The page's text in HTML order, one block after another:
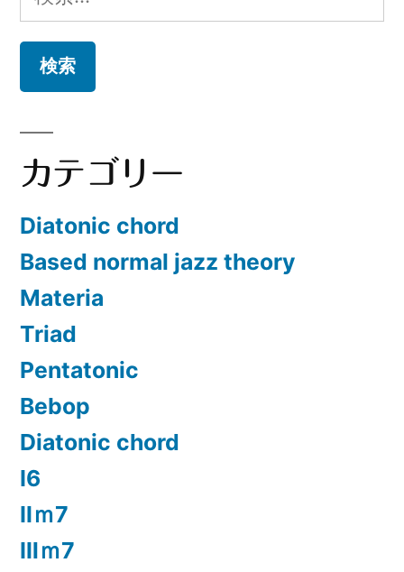
索:
カテゴリー
Diatonic chord
Based normal jazz theory
Materia
Triad
Pentatonic
Bebop
Diatonic chord
Ⅰ6
Ⅱｍ7
Ⅲｍ7